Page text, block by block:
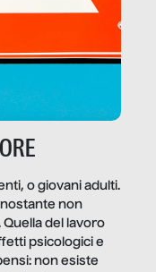
o giovani adulti.
non
del lavoro
psicologici e
non esiste